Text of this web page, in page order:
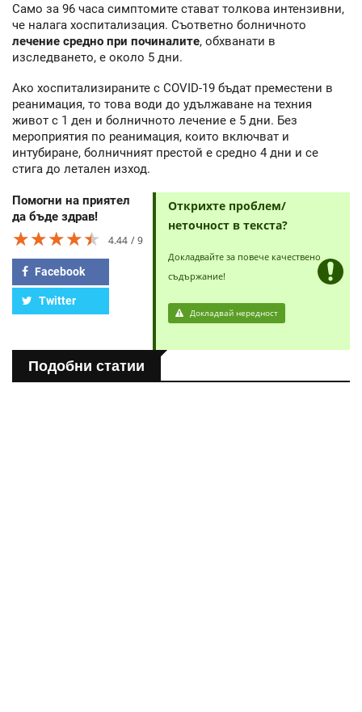
Само за 96 часа симптомите стават толкова интензивни,
че налага хоспитализация. Съответно болничното
лечение средно при починалите, обхванати в
изследването, е около 5 дни.
Ако хоспитализираните с COVID-19 бъдат преместени в
реанимация, то това води до удължаване на техния
живот с 1 ден и болничното лечение е 5 дни. Без
мероприятия по реанимация, които включват и
интубиране, болничният престой е средно 4 дни и се
стига до летален изход.
Помогни на приятел
да бъде здрав!
★★★★★
★★★★★
★★★★★ 4.44 9
Facebook
Twitter
Открихте проблем/
неточност в текста?
Докладвайте за повече качествено
съдържание!
Докладвай нередност
Подобни статии